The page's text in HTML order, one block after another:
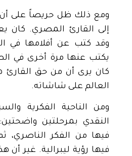
ومع ذلك ظل حريصاً على
إلى القارئ المصري. كان
وقد كتب عن أفلامها في
يكتب عنها مرة أخرى في
كان يرى أن من حق القارئ
العالم على شاشاته.
ومن الناحية الفكرية
النقدي بمرحلتين
فيها من الفكر الناصري،
فيها رؤية ليبرالية. غير أن